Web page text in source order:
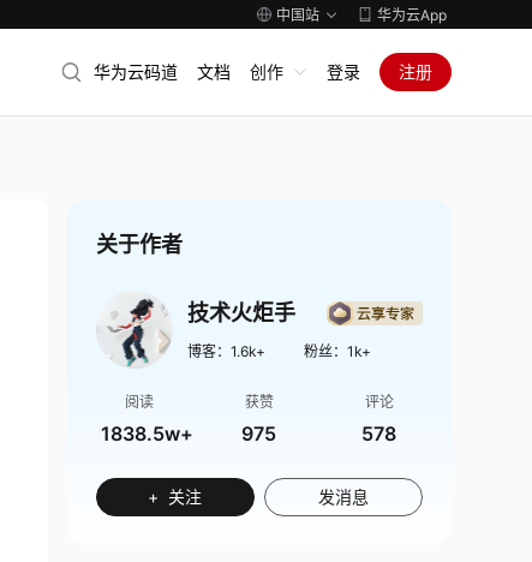
中国站 华为云App
华为云码道 文档 创作 登录 注册
关于作者
技术火炬手
博客： 1.6k+ 粉丝： 1k+
阅读
1838.5w+
获赞
975
评论
578
+ 关注 发消息